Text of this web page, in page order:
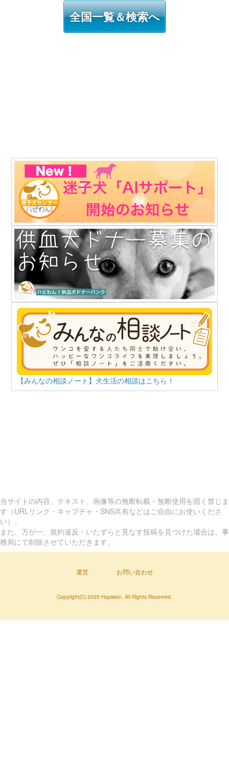
全国一覧＆検索へ
【みんなの相談ノート】犬生活の相談はこちら！
当サイトの内容、テキスト、画像等の無断転載・無断使用を固く禁じま
す（URLリンク・キャプチャ・SNS共有などはご自由にお使いくださ
い）。
また、万が一、規約違反・いたずらと見なす投稿を見つけた場合は、事
務局にて削除させていただきます。
運営 お問い合わせ
Copyright(C) 2025 Hapiwan. All Rights Reserved.